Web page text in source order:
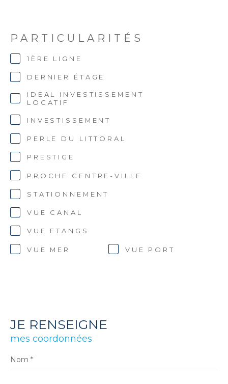
PARTICULARITÉS
1ÈRE LIGNE
DERNIER ÉTAGE
IDEAL INVESTISSEMENT
LOCATIF
INVESTISSEMENT
PERLE DU LITTORAL
PRESTIGE
PROCHE CENTRE-VILLE
STATIONNEMENT
VUE CANAL
VUE ETANGS
VUE MER VUE PORT
JE RENSEIGNE
mes coordonnées
*